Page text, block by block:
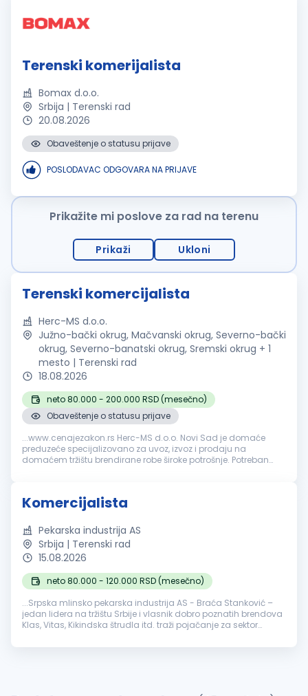
Terenski komerijalista
Bomax d.o.o.
Srbija | Terenski rad
20.08.2026
Obaveštenje o statusu prijave
POSLODAVAC ODGOVARA NA PRIJAVE
Prikažite mi poslove za rad na terenu
Prikaži Ukloni
Terenski komercijalista
Herc-MS d.o.o.
Južno-bački okrug, Mačvanski okrug, Severno-bački
okrug, Severno-banatski okrug, Sremski okrug + 1
mesto | Terenski rad
18.08.2026
neto 80.000 - 200.000 RSD (mesečno)
Obaveštenje o statusu prijave
...www.cenajezakon.rs Herc-MS d.o.o. Novi Sad je domaće
preduzeće specijalizovano za uvoz, izvoz i prodaju na
domaćem tržištu brendirane robe široke potrošnje. Potreban
Komercijalista
Pekarska industrija AS
Srbija | Terenski rad
15.08.2026
neto 80.000 - 120.000 RSD (mesečno)
...Srpska mlinsko pekarska industrija AS - Braća Stanković –
jedan lidera na tržištu Srbije i vlasnik dobro poznatih brendova
Klas, Vitas, Kikindska štrudla itd. traži pojačanje za sektor